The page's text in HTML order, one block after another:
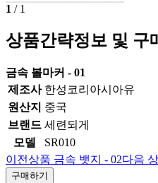
1 / 1
상품간략정보 및 구
금속 볼마커 - 01
제조사 한성코리아시아유
원산지 중국
브랜드 세련되게
모델
SR010
이전상품 금속 뱃지 - 02다음
구매하기